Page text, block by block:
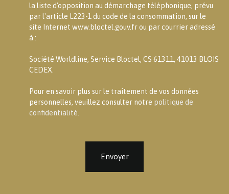
la liste d'opposition au démarchage téléphonique, prévu
par l'article L223-1 du code de la consommation, sur le
site Internet www.bloctel.gouv.fr ou par courrier adressé
à :
Société Worldline, Service Bloctel, CS 61311, 41013 BLOIS
CEDEX.
Pour en savoir plus sur le traitement de vos données
personnelles, veuillez consulter notre politique de
confidentialité.
Envoyer